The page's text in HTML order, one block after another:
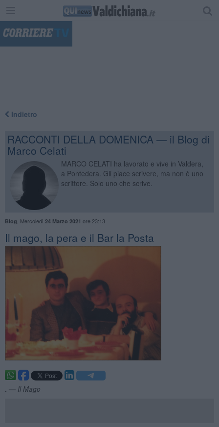
Indietro
RACCONTI DELLA DOMENICA — il Blog di
Marco Celati
MARCO CELATI ha lavorato e vive in Valdera,
a Pontedera. Gli piace scrivere, ma non è uno
scrittore. Solo uno che scrive.
Blog Mercoledì 24 Marzo 2021 ore 23:13
Il mago, la pera e il Bar la Posta
. — Il Mago